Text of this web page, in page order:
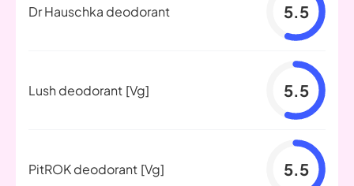
Dr Hauschka deodorant 5.5
Lush deodorant [Vg] 5.5
PitROK deodorant [Vg] 5.5